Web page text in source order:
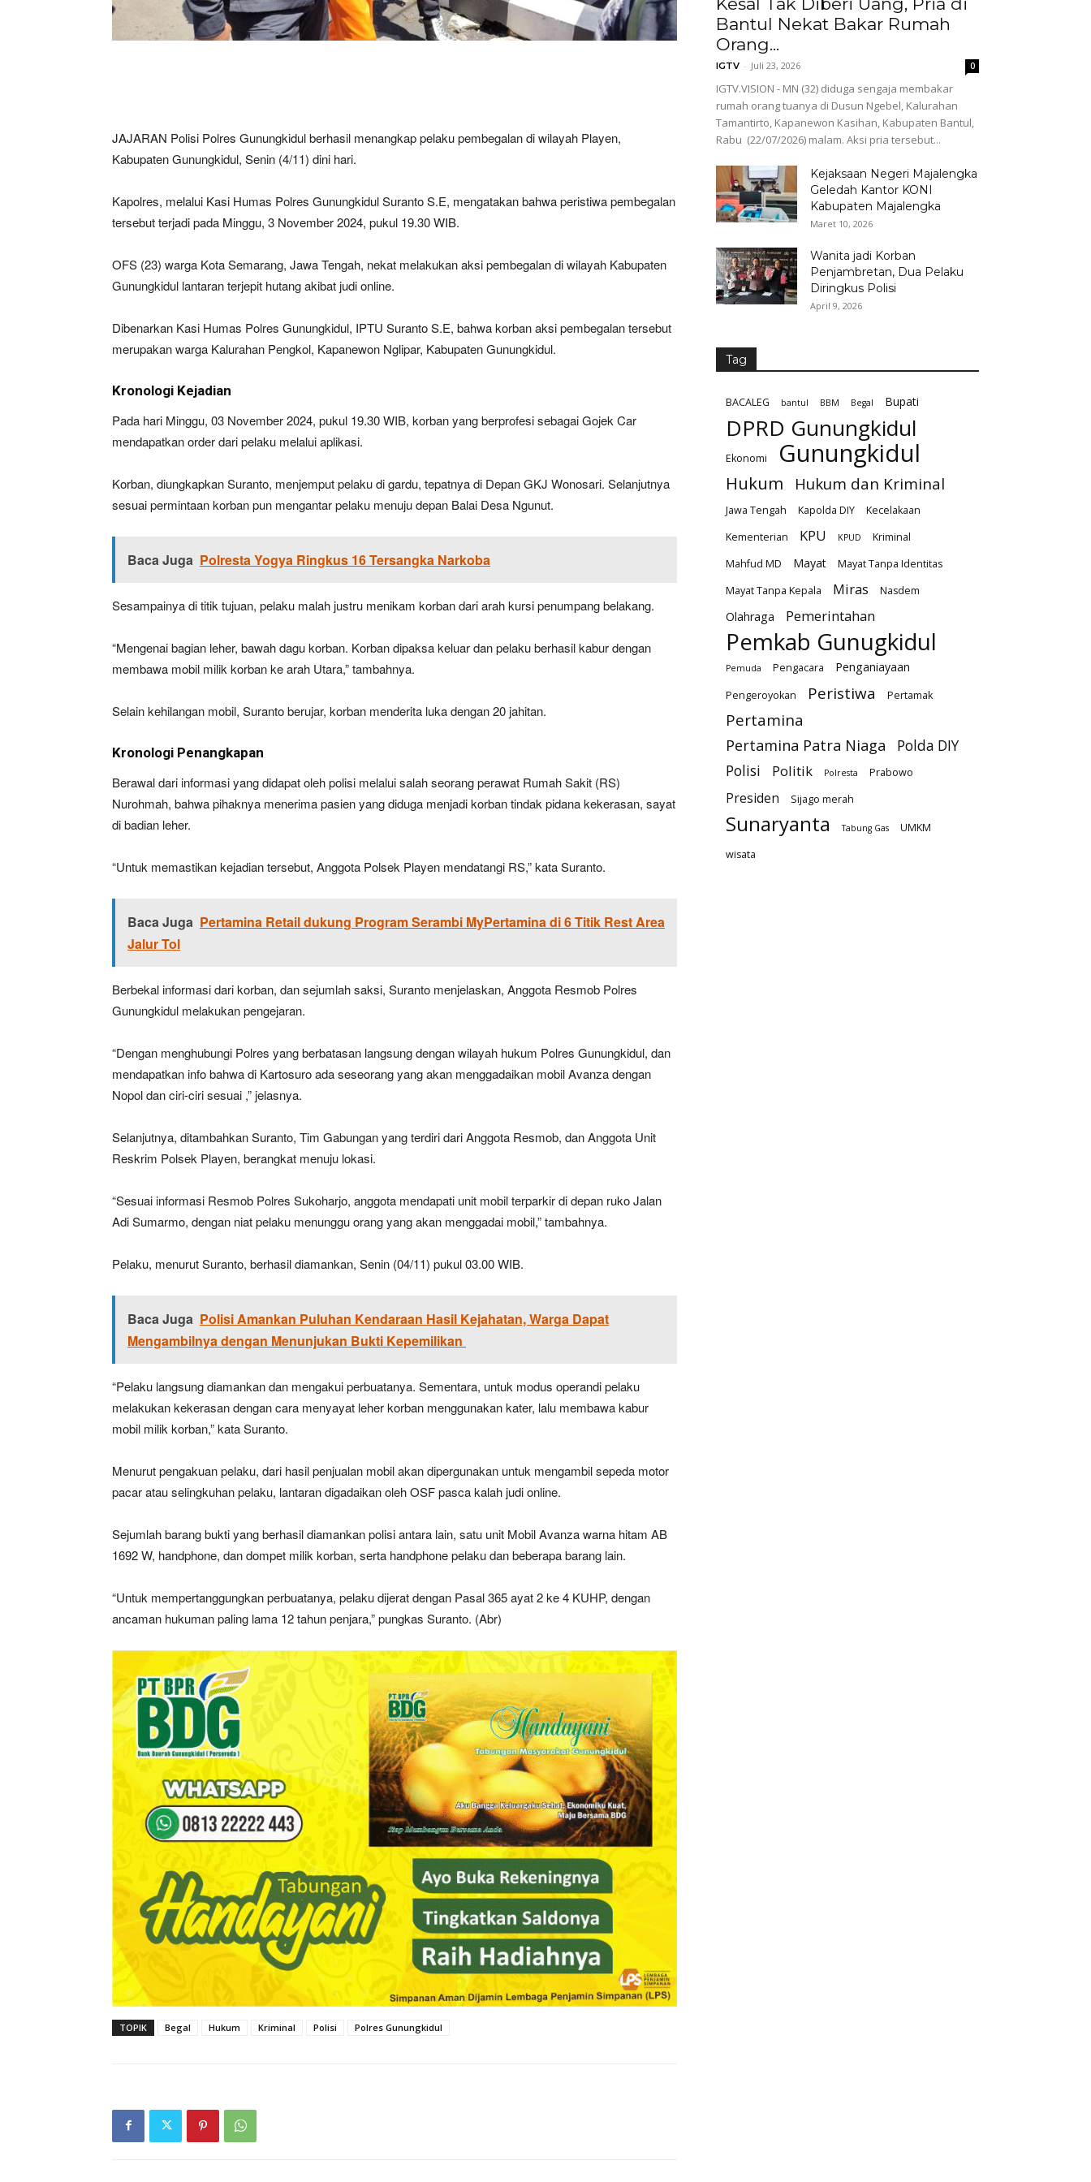
JAJARAN Polisi Polres Gunungkidul berhasil menangkap pelaku pembegalan di wilayah Playen,
Kabupaten Gunungkidul, Senin (4/11) dini hari.
Kapolres, melalui Kasi Humas Polres Gunungkidul Suranto S.E, mengatakan bahwa peristiwa pembegalan
tersebut terjadi pada Minggu, 3 November 2024, pukul 19.30 WIB.
OFS (23) warga Kota Semarang, Jawa Tengah, nekat melakukan aksi pembegalan di wilayah Kabupaten
Gunungkidul lantaran terjepit hutang akibat judi online.
Dibenarkan Kasi Humas Polres Gunungkidul, IPTU Suranto S.E, bahwa korban aksi pembegalan tersebut
merupakan warga Kalurahan Pengkol, Kapanewon Nglipar, Kabupaten Gunungkidul.
Kronologi Kejadian
Pada hari Minggu, 03 November 2024, pukul 19.30 WIB, korban yang berprofesi sebagai Gojek Car
mendapatkan order dari pelaku melalui aplikasi.
Korban, diungkapkan Suranto, menjemput pelaku di gardu, tepatnya di Depan GKJ Wonosari. Selanjutnya
sesuai permintaan korban pun mengantar pelaku menuju depan Balai Desa Ngunut.
Baca Juga Polresta Yogya Ringkus 16 Tersangka Narkoba
Sesampainya di titik tujuan, pelaku malah justru menikam korban dari arah kursi penumpang belakang.
“Mengenai bagian leher, bawah dagu korban. Korban dipaksa keluar dan pelaku berhasil kabur dengan
membawa mobil milik korban ke arah Utara,” tambahnya.
Selain kehilangan mobil, Suranto berujar, korban menderita luka dengan 20 jahitan.
Kronologi Penangkapan
Berawal dari informasi yang didapat oleh polisi melalui salah seorang perawat Rumah Sakit (RS)
Nurohmah, bahwa pihaknya menerima pasien yang diduga menjadi korban tindak pidana kekerasan, sayat
di badian leher.
“Untuk memastikan kejadian tersebut, Anggota Polsek Playen mendatangi RS,” kata Suranto.
Baca Juga Pertamina Retail dukung Program Serambi MyPertamina di 6 Titik Rest Area
Jalur Tol
Berbekal informasi dari korban, dan sejumlah saksi, Suranto menjelaskan, Anggota Resmob Polres
Gunungkidul melakukan pengejaran.
“Dengan menghubungi Polres yang berbatasan langsung dengan wilayah hukum Polres Gunungkidul, dan
mendapatkan info bahwa di Kartosuro ada seseorang yang akan menggadaikan mobil Avanza dengan
Nopol dan ciri-ciri sesuai ,” jelasnya.
Selanjutnya, ditambahkan Suranto, Tim Gabungan yang terdiri dari Anggota Resmob, dan Anggota Unit
Reskrim Polsek Playen, berangkat menuju lokasi.
“Sesuai informasi Resmob Polres Sukoharjo, anggota mendapati unit mobil terparkir di depan ruko Jalan
Adi Sumarmo, dengan niat pelaku menunggu orang yang akan menggadai mobil,” tambahnya.
Pelaku, menurut Suranto, berhasil diamankan, Senin (04/11) pukul 03.00 WIB.
Baca Juga Polisi Amankan Puluhan Kendaraan Hasil Kejahatan, Warga Dapat
Mengambilnya dengan Menunjukan Bukti Kepemilikan
“Pelaku langsung diamankan dan mengakui perbuatanya. Sementara, untuk modus operandi pelaku
melakukan kekerasan dengan cara menyayat leher korban menggunakan kater, lalu membawa kabur
mobil milik korban,” kata Suranto.
Menurut pengakuan pelaku, dari hasil penjualan mobil akan dipergunakan untuk mengambil sepeda motor
pacar atau selingkuhan pelaku, lantaran digadaikan oleh OSF pasca kalah judi online.
Sejumlah barang bukti yang berhasil diamankan polisi antara lain, satu unit Mobil Avanza warna hitam AB
1692 W, handphone, dan dompet milik korban, serta handphone pelaku dan beberapa barang lain.
“Untuk mempertanggungkan perbuatanya, pelaku dijerat dengan Pasal 365 ayat 2 ke 4 KUHP, dengan
ancaman hukuman paling lama 12 tahun penjara,” pungkas Suranto. (Abr)
TOPIK Begal Hukum Kriminal Polisi Polres Gunungkidul
Bantul Nekat Bakar Rumah
Orang...
IGTV - Juli 23, 2026 0
IGTV.VISION - MN (32) diduga sengaja membakar
rumah orang tuanya di Dusun Ngebel, Kalurahan
Tamantirto, Kapanewon Kasihan, Kabupaten Bantul,
Rabu (22/07/2026) malam. Aksi pria tersebut...
Kejaksaan Negeri Majalengka
Geledah Kantor KONI
Kabupaten Majalengka
Maret 10, 2026
Wanita jadi Korban
Penjambretan, Dua Pelaku
Diringkus Polisi
April 9, 2026
Tag
BACALEG bantul BBM Begal Bupati
DPRD Gunungkidul
Ekonomi Gunungkidul
Hukum Hukum dan Kriminal
Jawa Tengah Kapolda DIY
Kecelakaan
Kementerian
KPU KPUD
Kriminal
Mahfud MD
Mayat
Mayat Tanpa Identitas
Mayat Tanpa Kepala
Miras Nasdem
Olahraga Pemerintahan
Pemkab Gunugkidul
Pemuda Pengacara Penganiayaan
Pengeroyokan Peristiwa Pertamak
Pertamina
Pertamina Patra Niaga
Polda DIY
Polisi
Politik Polresta Prabowo
Presiden Sijago merah
Sunaryanta Tabung Gas
UMKM
wisata